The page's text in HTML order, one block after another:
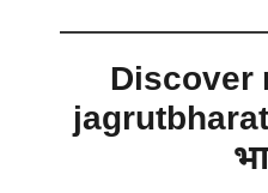
Discover